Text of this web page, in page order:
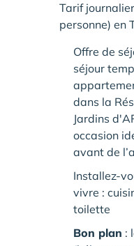
Tarif
personne) en
Offre de
séjour
dans la
Jardins
occasion
avant de
Installez-
vivre :
toilette
Bon plan :